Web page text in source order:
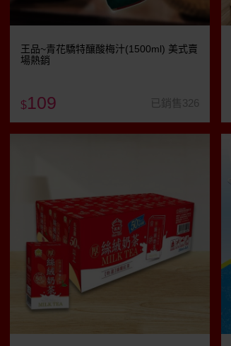
王品~青花驕特釀酸梅汁(1500ml) 美式賣
場熱銷
$109 已銷售326